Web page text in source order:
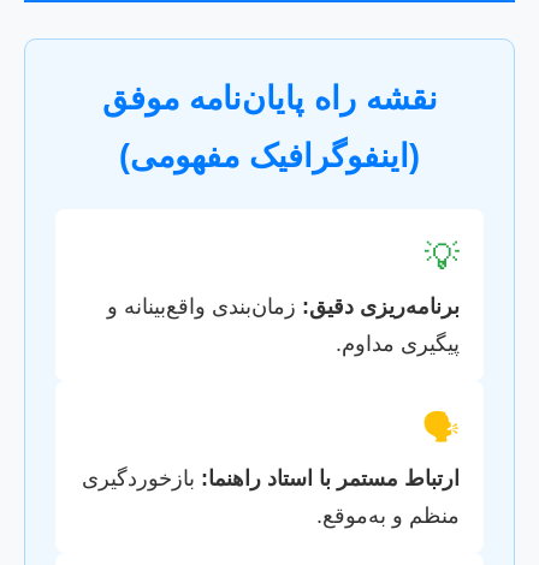
نقشه راه پایان‌نامه موفق
(اینفوگرافیک مفهومی)
💡
برنامه‌ریزی دقیق: زمان‌بندی واقع‌بینانه و
پیگیری مداوم.
🗣️
ارتباط مستمر با استاد راهنما: بازخوردگیری
منظم و به‌موقع.